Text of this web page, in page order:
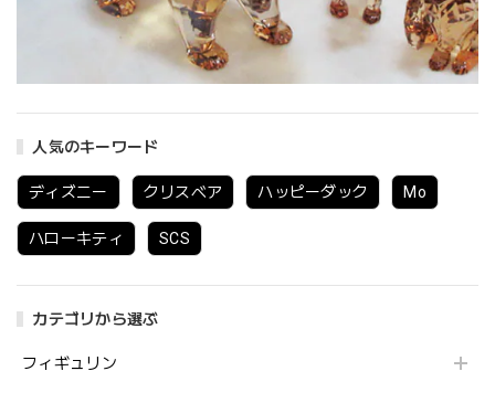
人気のキーワード
ディズニー クリスベア ハッピーダック Mo
ハローキティ SCS
カテゴリから選ぶ
フィギュリン